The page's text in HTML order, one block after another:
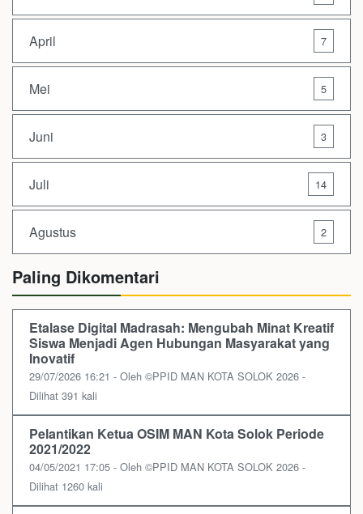
April 7
Mei 5
Juni 3
Juli 14
Agustus 2
Paling Dikomentari
Etalase Digital Madrasah: Mengubah Minat Kreatif
Siswa Menjadi Agen Hubungan Masyarakat yang
Inovatif
29/07/2026 16:21 - Oleh ©PPID MAN KOTA SOLOK 2026 -
Dilihat 391 kali
Pelantikan Ketua OSIM MAN Kota Solok Periode
2021/2022
04/05/2021 17:05 - Oleh ©PPID MAN KOTA SOLOK 2026 -
Dilihat 1260 kali